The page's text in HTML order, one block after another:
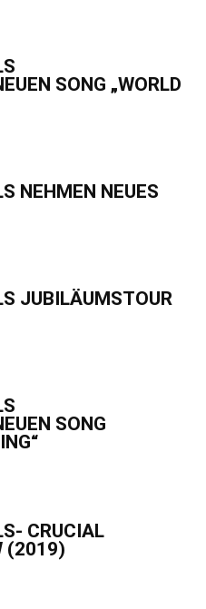
SONG „WORLD
NEHMEN NEUES
JUBILÄUMSTOUR
SONG
CRUCIAL
(2019)